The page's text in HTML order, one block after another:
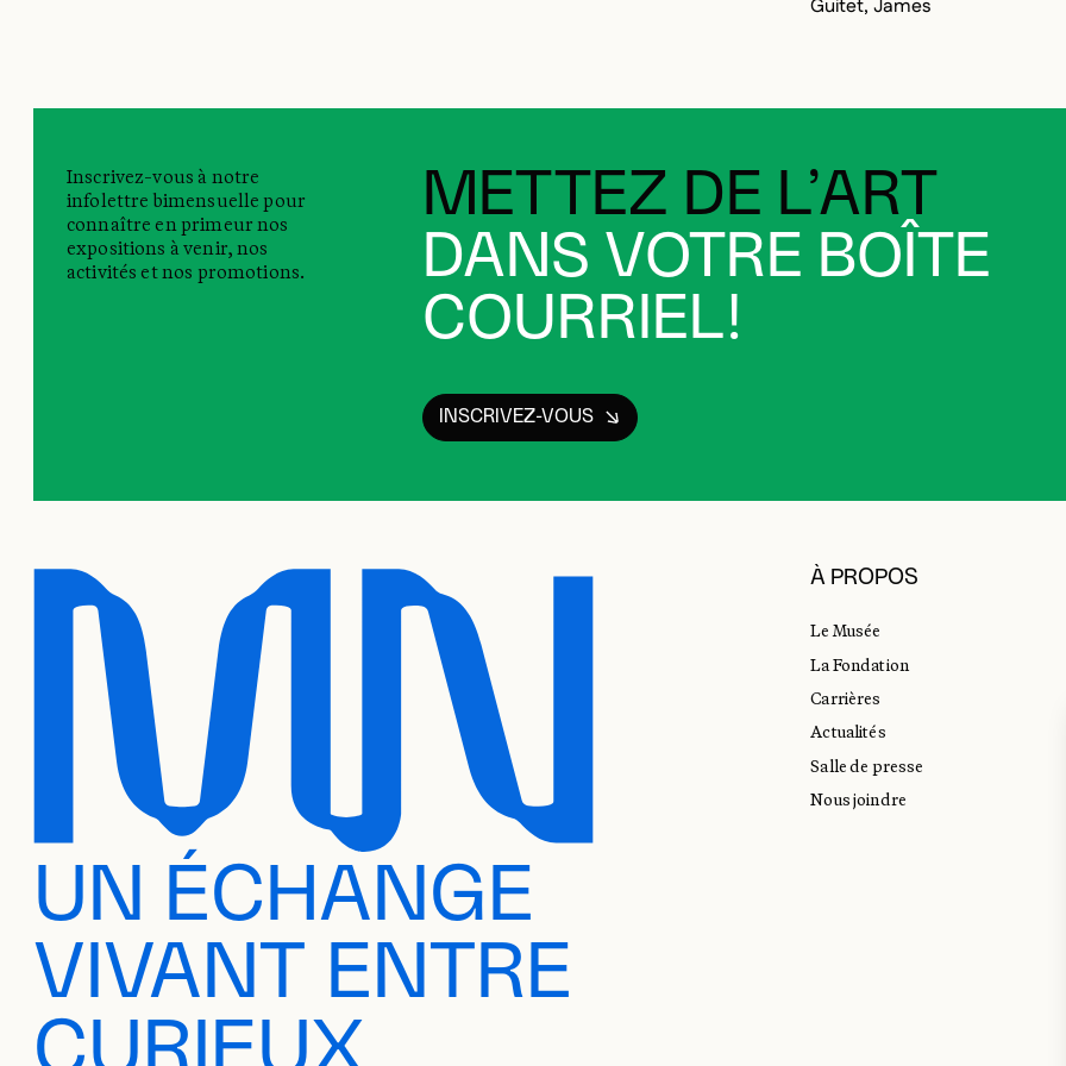
Guitet, James
METTEZ DE L’ART
DANS VOTRE BOÎTE
COURRIEL!
Inscrivez-vous à notre
infolettre bimensuelle pour
connaître en primeur nos
expositions à venir, nos
activités et nos promotions.
INSCRIVEZ-VOUS
UN ÉCHANGE
VIVANT ENTRE
À PROPOS
Le Musée
La Fondation
Carrières
Actualités
Salle de presse
Nous joindre